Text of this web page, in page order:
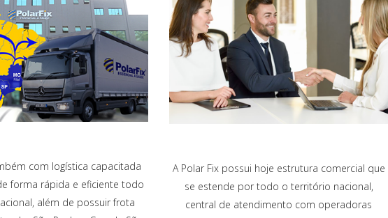
com logística capacitada
forma rápida e eficiente todo
além de possuir frota
A Polar Fix possui hoje estrutura comercial que
se estende por todo o território nacional,
central de atendimento com operadoras